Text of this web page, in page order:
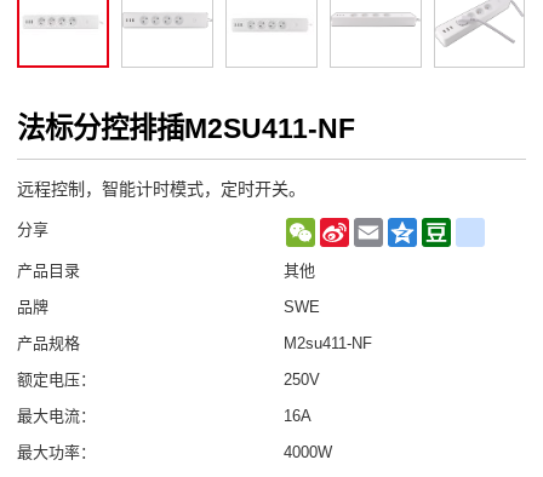
法标分控排插M2SU411-NF
远程控制，智能计时模式，定时开关。
分享 WeChatSina
Weibo
Email Qzone
产品目录
其他
品牌
SWE
产品规格
M2su411-NF
额定电压：
250V
最大电流：
16A
最大功率：
4000W